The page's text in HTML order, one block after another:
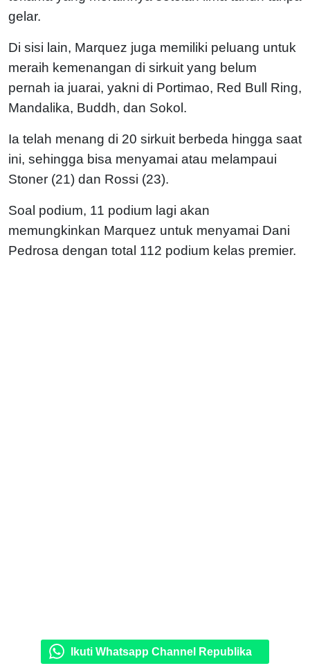
gelar.
Di sisi lain, Marquez juga memiliki peluang untuk
meraih kemenangan di sirkuit yang belum
pernah ia juarai, yakni di Portimao, Red Bull Ring,
Mandalika, Buddh, dan Sokol.
Ia telah menang di 20 sirkuit berbeda hingga saat
ini, sehingga bisa menyamai atau melampaui
Stoner (21) dan Rossi (23).
Soal podium, 11 podium lagi akan
memungkinkan Marquez untuk menyamai Dani
Pedrosa dengan total 112 podium kelas premier.
Ikuti Whatsapp Channel Republika